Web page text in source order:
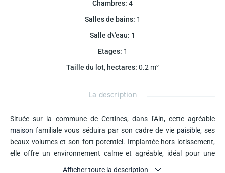
Chambres: 4
Salles de bains: 1
Salle d\'eau: 1
Etages: 1
Taille du lot, hectares: 0.2 m²
La description
Située sur la commune de Certines, dans l'Ain, cette agréable
maison familiale vous séduira par son cadre de vie paisible, ses
beaux volumes et son fort potentiel. Implantée hors lotissement,
elle offre un environnement calme et agréable, idéal pour une
Afficher toute la description